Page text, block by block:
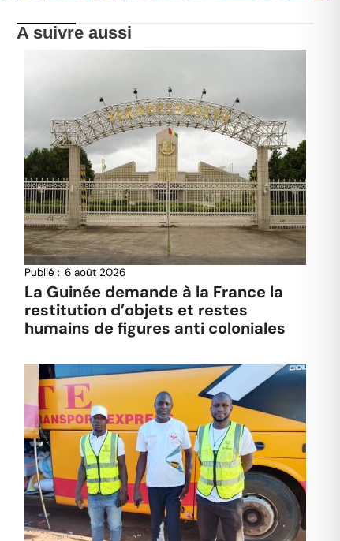
A suivre aussi
Publié : 6 août 2026
La Guinée demande à la France la
restitution d’objets et restes
humains de figures anti coloniales